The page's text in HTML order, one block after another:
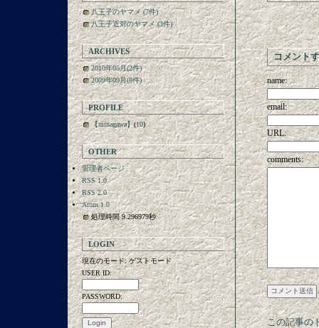
コメント
name:
email:
URL:
comments:
この記事の
八王子のヤマメ (7件)
八王子近郊のヤマメ (3件)
ARCHIVES
2010年05月(2件)
2009年09月(8件)
PROFILE
【minagawa】(10)
OTHER
管理者ページ
RSS 1.0
RSS 2.0
Atom 1.0
処理時間 9.296979秒
LOGIN
現在のモード: ゲストモード
USER ID:
PASSWORD: